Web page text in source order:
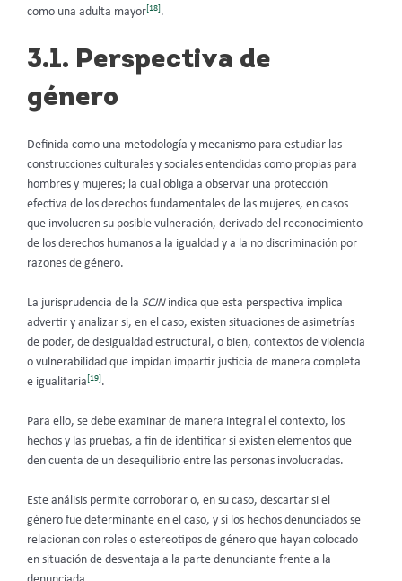
como una adulta mayor[18].
3.1. Perspectiva de
género
Definida como una metodología y mecanismo para estudiar las
construcciones culturales y sociales entendidas como propias para
hombres y mujeres; la cual obliga a observar una protección
efectiva de los derechos fundamentales de las mujeres, en casos
que involucren su posible vulneración, derivado del reconocimiento
de los derechos humanos a la igualdad y a la no discriminación por
razones de género.
La jurisprudencia de la SCJNindica que esta perspectiva implica
advertir y analizar si, en el caso, existen situaciones de asimetrías
de poder, de desigualdad estructural, o bien, contextos de violencia
o vulnerabilidad que impidan impartir justicia de manera completa
e igualitaria[19].
Para ello, se debe examinar de manera integral el contexto, los
hechos y las pruebas, a fin de identificar si existen elementos que
den cuenta de un desequilibrio entre las personas involucradas.
Este análisis permite corroborar o, en su caso, descartar si el
género fue determinante en el caso, y si los hechos denunciados se
relacionan con roles o estereotipos de género que hayan colocado
en situación de desventaja a la parte denunciante frente a la